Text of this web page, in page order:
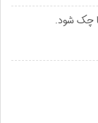
چک شود.